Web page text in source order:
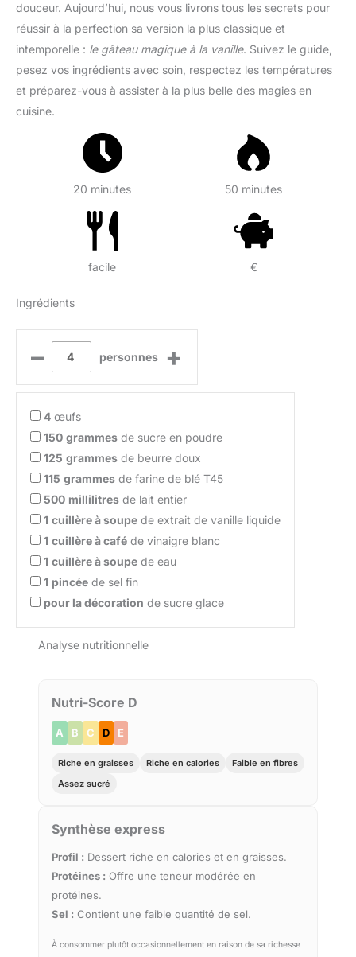
douceur. Aujourd’hui, nous vous livrons tous les secrets pour
réussir à la perfection sa version la plus classique et
intemporelle : le gâteau magique à la vanille. Suivez le guide,
pesez vos ingrédients avec soin, respectez les températures
et préparez-vous à assister à la plus belle des magies en
cuisine.
20 minutes 50 minutes
facile €
Ingrédients
– personnes +
4 œufs
150 grammes de sucre en poudre
125 grammes de beurre doux
115 grammes de farine de blé T45
500 millilitres de lait entier
1 cuillère à soupe de extrait de vanille liquide
1 cuillère à café de vinaigre blanc
1 cuillère à soupe de eau
1 pincée de sel fin
pour la décoration de sucre glace
Analyse nutritionnelle
Nutri-Score D
A B C D E
Riche en graisses Riche en calories
Faible en fibres
Assez sucré
Synthèse express
Profil : Dessert riche en calories et en graisses.
Protéines : Offre une teneur modérée en
protéines.
Sel : Contient une faible quantité de sel.
À consommer plutôt occasionnellement en raison de sa richesse